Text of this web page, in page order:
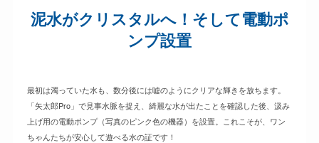
泥水がクリスタルへ！そして電動ポ
ンプ設置
最初は濁っていた水も、数分後には嘘のようにクリアな輝きを放ちます。
「矢太郎Pro」で見事水脈を捉え、綺麗な水が出たことを確認した後、汲み
上げ用の電動ポンプ（写真のピンク色の機器）を設置。これこそが、ワン
ちゃんたちが安心して遊べる水の証です！